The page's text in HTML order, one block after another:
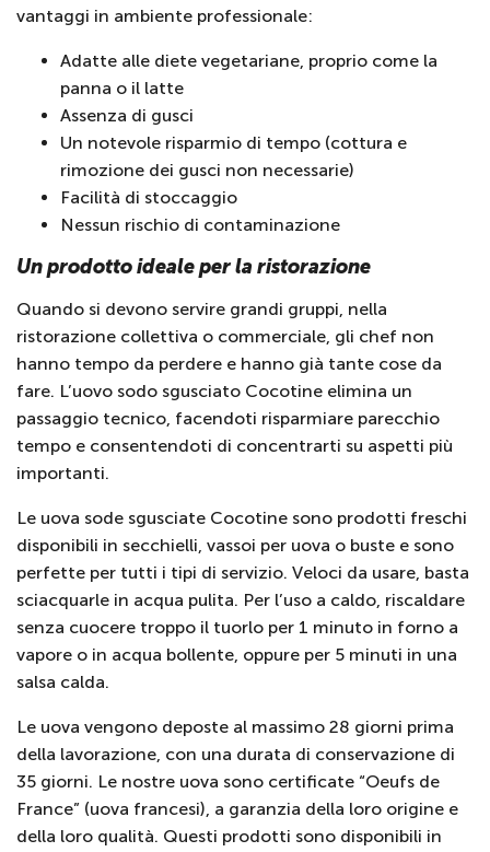
vantaggi in ambiente professionale:
Adatte alle diete vegetariane, proprio come la
panna o il latte
Assenza di gusci
Un notevole risparmio di tempo (cottura e
rimozione dei gusci non necessarie)
Facilità di stoccaggio
Nessun rischio di contaminazione
Un prodotto ideale per la ristorazione
Quando si devono servire grandi gruppi, nella
ristorazione collettiva o commerciale, gli chef non
hanno tempo da perdere e hanno già tante cose da
fare. L’uovo sodo sgusciato Cocotine elimina un
passaggio tecnico, facendoti risparmiare parecchio
tempo e consentendoti di concentrarti su aspetti più
importanti.
Le uova sode sgusciate Cocotine sono prodotti freschi
disponibili in secchielli, vassoi per uova o buste e sono
perfette per tutti i tipi di servizio. Veloci da usare, basta
sciacquarle in acqua pulita. Per l’uso a caldo, riscaldare
senza cuocere troppo il tuorlo per 1 minuto in forno a
vapore o in acqua bollente, oppure per 5 minuti in una
salsa calda.
Le uova vengono deposte al massimo 28 giorni prima
della lavorazione, con una durata di conservazione di
35 giorni. Le nostre uova sono certificate “Oeufs de
France” (uova francesi), a garanzia della loro origine e
della loro qualità. Questi prodotti sono disponibili in